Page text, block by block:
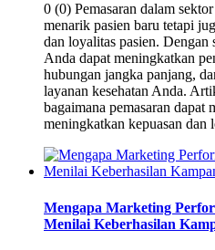
0 (0) Pemasaran dalam
menarik pasien baru tetapi
dan loyalitas pasien. Dengan
Anda dapat meningkatkan
hubungan jangka panjang,
layanan kesehatan Anda.
bagaimana pemasaran dapat
meningkatkan kepuasan
Mengapa Marketing
Menilai Keberhasilan